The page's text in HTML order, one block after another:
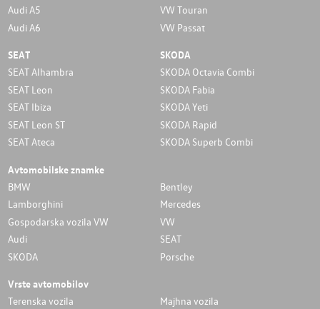
Audi A5
Audi A6
VW Touran
VW Passat
SEAT
SEAT Alhambra
SEAT Leon
SEAT Ibiza
SEAT Leon ST
SEAT Ateca
SKODA
SKODA Octavia Combi
SKODA Fabia
SKODA Yeti
SKODA Rapid
SKODA Superb Combi
Avtomobilske znamke
BMW
Bentley
Lamborghini
Mercedes
Gospodarska vozila VW
VW
Audi
SEAT
SKODA
Porsche
Vrste avtomobilov
Terenska vozila
Majhna vozila